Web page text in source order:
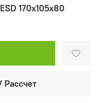
170x105x80